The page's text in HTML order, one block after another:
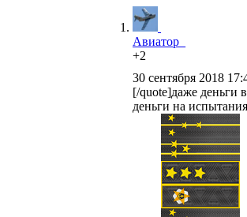
Авиатор_
+2
30 сентября 2018
[/quote]даже деньги
деньги на